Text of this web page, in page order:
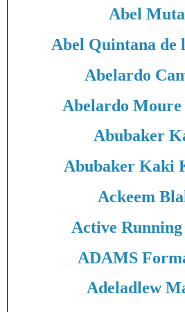
Abel
Abel Quintana de
Abelardo
Abelardo
Abubaker
Abubaker Kaki
Ackeem
Active
ADAMS
Adeladlew